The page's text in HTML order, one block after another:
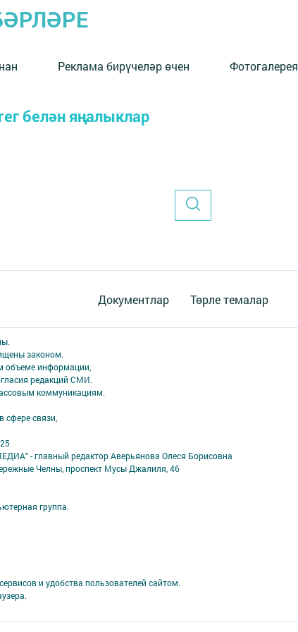
Реклама бирүчеләр өчен Фотогалерея
белән яңалыклар
Документлар Төрле темалар
законом.
объеме информации,
редакций СМИ.
коммуникациям.
связи,
- главный редактор Аверьянова Олеся Борисовна
Челны, проспект Мусы Джалиля, 46
группа.
и удобства пользователей сайтом.